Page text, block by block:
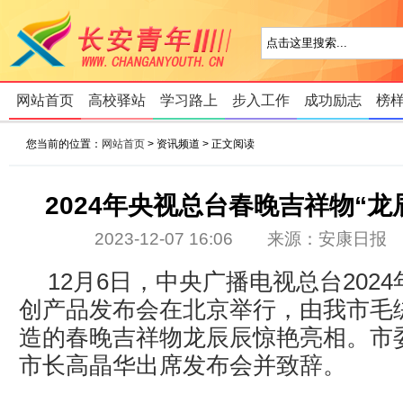
网站首页 高校驿站 学习路上 步入工作 成功励志 榜
您当前的位置： 网站首页 > 资讯频道 > 正文阅读
2024年央视总台春晚吉祥物“龙
2023-12-07 16:06 来源：安康日
12月6日，中央广播电视总台
创产品发布会在北京举行，由我市毛
造的春晚吉祥物龙辰辰惊艳亮相。市
市长高晶华出席发布会并致辞。